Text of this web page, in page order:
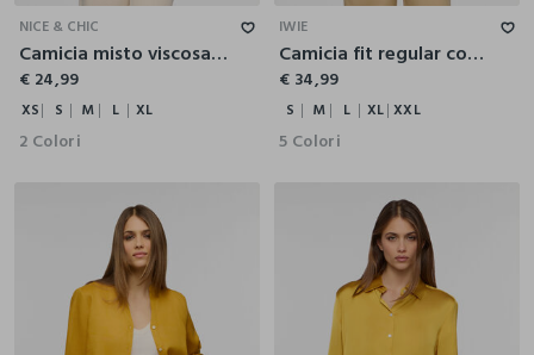
NICE & CHIC
Camicia misto viscosa donna
€ 24,99
XS S M L XL
2 Colori
IWIE
Camicia fit regular con collo coreano in puro lino donna
€ 34,99
S M L XL XXL
5 Colori